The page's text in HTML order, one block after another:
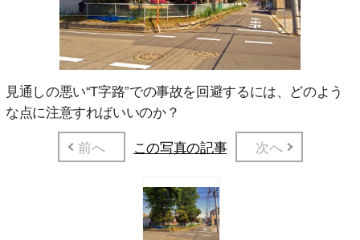
見通しの悪い“T字路”での事故を回避するには、どのよう
な点に注意すればいいのか？
前へ
この写真の記事 次へ